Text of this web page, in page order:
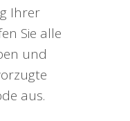
Ihrer
Sie alle
und
aus.